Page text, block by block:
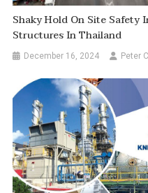
Shaky Hold On Site Safety
Structures In Thailand
December 16, 2024 Peter